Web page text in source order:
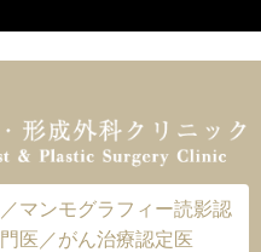
マンモグラフィー読影認
医／がん治療認定医